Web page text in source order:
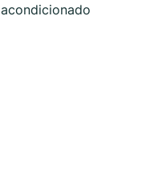
acondicionado